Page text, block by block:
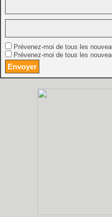
Prévenez-moi de tous les
Prévenez-moi de tous les